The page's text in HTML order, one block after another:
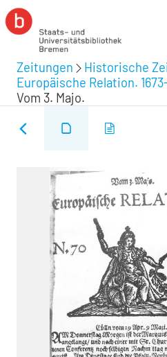
Zeitungen Historische
Europäische Relation.
Vom 3. Majo.